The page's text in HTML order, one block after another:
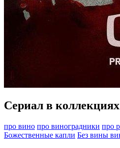
Сериал в коллекциях
про вино про виноградники про
Божественные капли Без вины